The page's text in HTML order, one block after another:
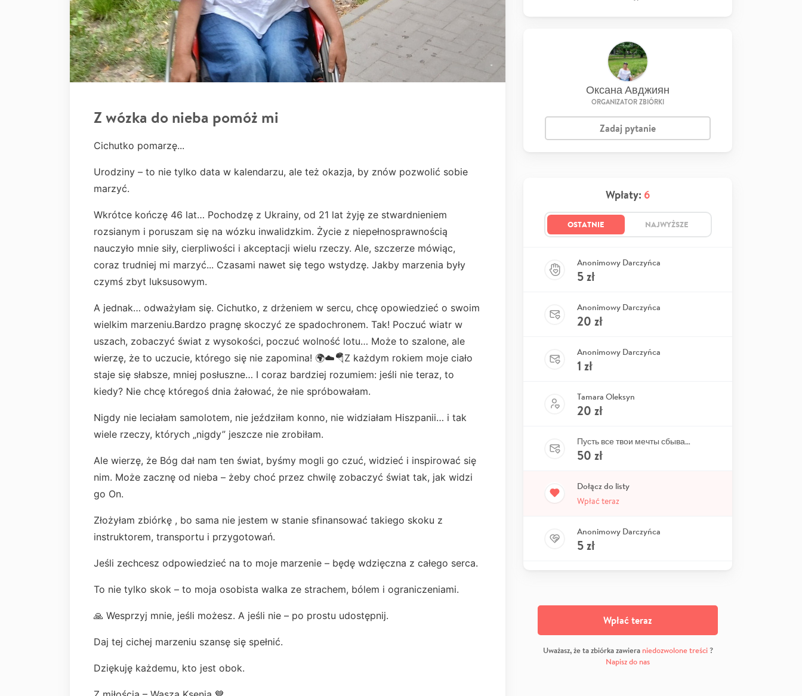
Z wózka do nieba pomóż mi
Cichutko pomarzę...
Urodziny – to nie tylko data w kalendarzu, ale też okazja, by znów pozwolić sobie
marzyć.
Wkrótce kończę 46 lat… Pochodzę z Ukrainy, od 21 lat żyję ze stwardnieniem
rozsianym i poruszam się na wózku inwalidzkim. Życie z niepełnosprawnością
nauczyło mnie siły, cierpliwości i akceptacji wielu rzeczy. Ale, szczerze mówiąc,
coraz trudniej mi marzyć... Czasami nawet się tego wstydzę. Jakby marzenia były
czymś zbyt luksusowym.
A jednak… odważyłam się. Cichutko, z drżeniem w sercu, chcę opowiedzieć o swoim
wielkim marzeniu.Bardzo pragnę skoczyć ze spadochronem. Tak! Poczuć wiatr w
uszach, zobaczyć świat z wysokości, poczuć wolność lotu… Może to szalone, ale
wierzę, że to uczucie, którego się nie zapomina! 🌍☁️🪂Z każdym rokiem moje ciało
staje się słabsze, mniej posłuszne… I coraz bardziej rozumiem: jeśli nie teraz, to
kiedy? Nie chcę któregoś dnia żałować, że nie spróbowałam.
Nigdy nie leciałam samolotem, nie jeździłam konno, nie widziałam Hiszpanii… i tak
wiele rzeczy, których „nigdy” jeszcze nie zrobiłam.
Ale wierzę, że Bóg dał nam ten świat, byśmy mogli go czuć, widzieć i inspirować się
nim. Może zacznę od nieba – żeby choć przez chwilę zobaczyć świat tak, jak widzi
go On.
Złożyłam zbiórkę , bo sama nie jestem w stanie sfinansować takiego skoku z
instruktorem, transportu i przygotowań.
Jeśli zechcesz odpowiedzieć na to moje marzenie – będę wdzięczna z całego serca.
To nie tylko skok – to moja osobista walka ze strachem, bólem i ograniczeniami.
🙏 Wesprzyj mnie, jeśli możesz. A jeśli nie – po prostu udostępnij.
Daj tej cichej marzeniu szansę się spełnić.
Dziękuję każdemu, kto jest obok.
Оксана Авджиян
ORGANIZATOR ZBIÓRKI
Zadaj pytanie
Wpłaty: 6
OSTATNIE NAJWYŻSZE
Anonimowy Darczyńca
5zł
Anonimowy Darczyńca
20 zł
Anonimowy Darczyńca
1 zł
Tamara Oleksyn
20 zł
Пусть все твои мечты сбываются!
50 zł
Dołącz do listy
Wpłać teraz
Anonimowy Darczyńca
5zł
Wpłać teraz
Uważasz, że ta zbiórka zawiera niedozwolone treści?
Napisz do nas